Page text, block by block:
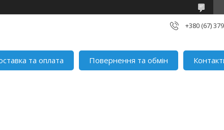
+380 (67)
та оплата Повернення та обмін